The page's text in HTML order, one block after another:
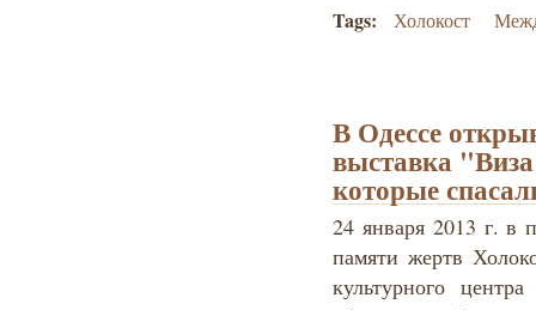
Tags: Холокост
В Одессе
выставка
которые
24 января 2013 г. в
памяти жертв
культурного